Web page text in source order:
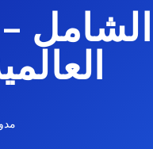
الشامل